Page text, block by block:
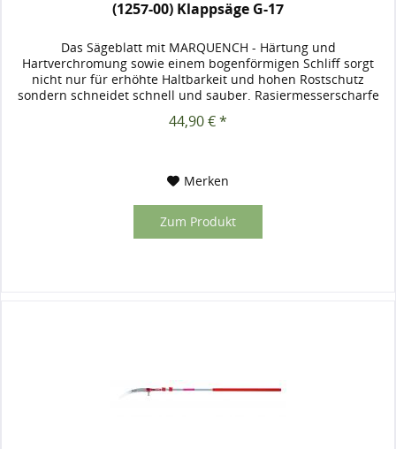
(1257-00) Klappsäge G-17
Das Sägeblatt mit MARQUENCH - Härtung und
Hartverchromung sowie einem bogenförmigen Schliff sorgt
nicht nur für erhöhte Haltbarkeit und hohen Rostschutz
sondern schneidet schnell und sauber. Rasiermesserscharfe
44,90 € *
Merken
Zum Produkt